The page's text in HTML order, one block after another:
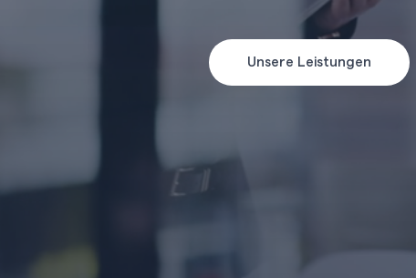
Unsere Leistungen